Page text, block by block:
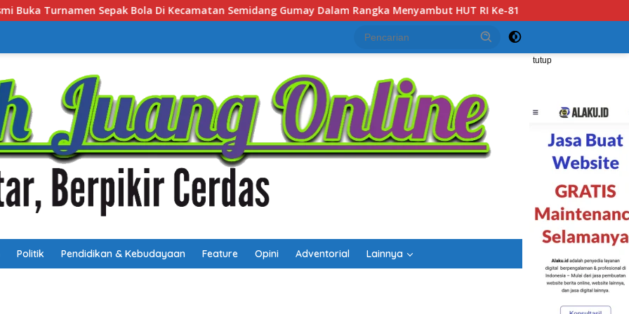
Semidang Gumay Dalam Rangka Menyambut HUT RI Ke-81 Tahun 2026 Gubernur Kalsel H. Muhidin Apresiasi
tutup
Politik Pendidikan & Kebudayaan Feature Opini Adventorial Lainnya